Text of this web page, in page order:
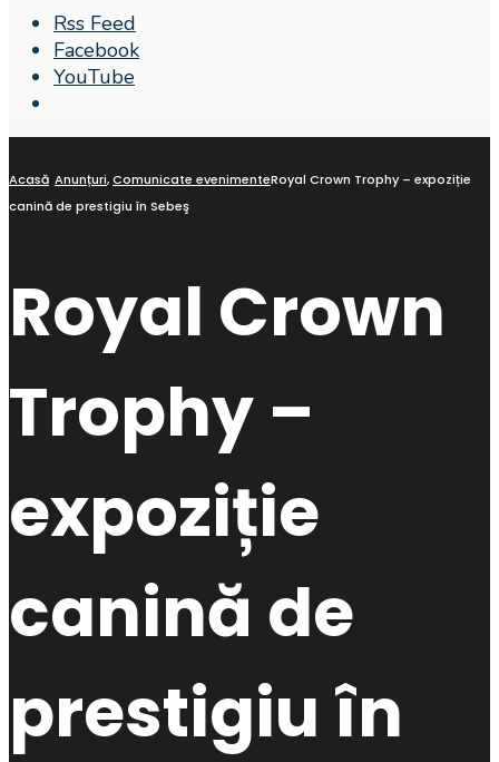
Rss Feed
Facebook
YouTube
Search
Acasă Anunțuri,Comunicate evenimenteRoyal Crown Trophy – expoziție
canină de prestigiu în Sebeş
Royal Crown
Trophy –
expoziție
canină de
prestigiu în